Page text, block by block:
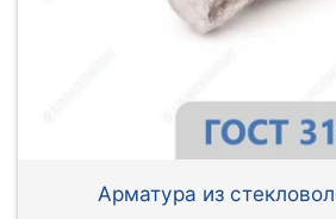
Арматура из